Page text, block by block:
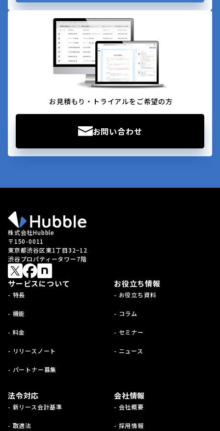
お見積もり・トライアルをご希望の方
お問い合わせ
株式会社Hubble
〒150-0011
東京都渋谷区東1丁目32−12
渋谷プロパティータワー7階
サービスについて
- 特長
- 機能
- 料金
- リリースノート
- パートナー募集
お役立ち情報
- お役立ち資料
- コラム
- セミナー
- ニュース
法令対応
- 新リース会計基準
- 取適法
会社情報
- 会社概要
- 採用情報